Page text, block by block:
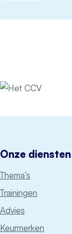
Onze diensten
Thema’s
Trainingen
Advies
Keurmerken